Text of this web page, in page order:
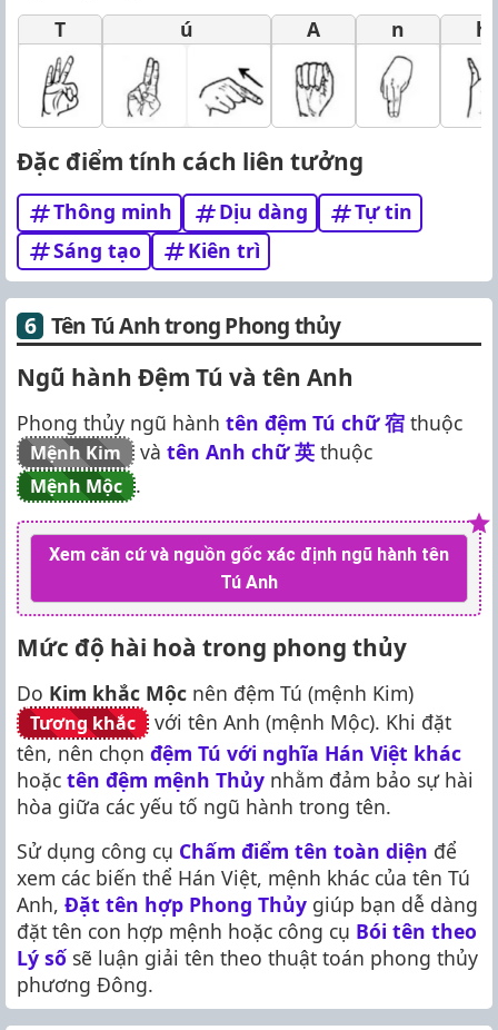
T ú A n h
Đặc điểm tính cách liên tưởng
Thông minh Dịu dàng
Tự tin
Sáng tạo
Kiên trì
Tên Tú Anh trong Phong thủy
Ngũ hành Đệm Tú và tên Anh
Phong thủy ngũ hành tên đệm Tú chữ宿 thuộc
Mệnh Kim và tên Anh chữ英 thuộc
Mệnh Mộc .
Xem căn cứ và nguồn gốc xác định ngũ hành tên
Tú Anh
Mức độ hài hoà trong phong thủy
Do Kim khắc Mộc nên đệm Tú (mệnh Kim)
Tương khắc
với tên Anh (mệnh Mộc). Khi đặt
tên, nên chọn đệm Tú với nghĩa Hán Việt khác
hoặc tên đệm mệnh Thủy nhằm đảm bảo sự hài
hòa giữa các yếu tố ngũ hành trong tên.
Sử dụng công cụ Chấm điểm tên toàn diện để
xem các biến thể Hán Việt, mệnh khác của tên Tú
Anh, Đặt tên hợp Phong Thủy giúp bạn dễ dàng
đặt tên con hợp mệnh hoặc công cụ Bói tên theo
Lý số sẽ luận giải tên theo thuật toán phong thủy
phương Đông.